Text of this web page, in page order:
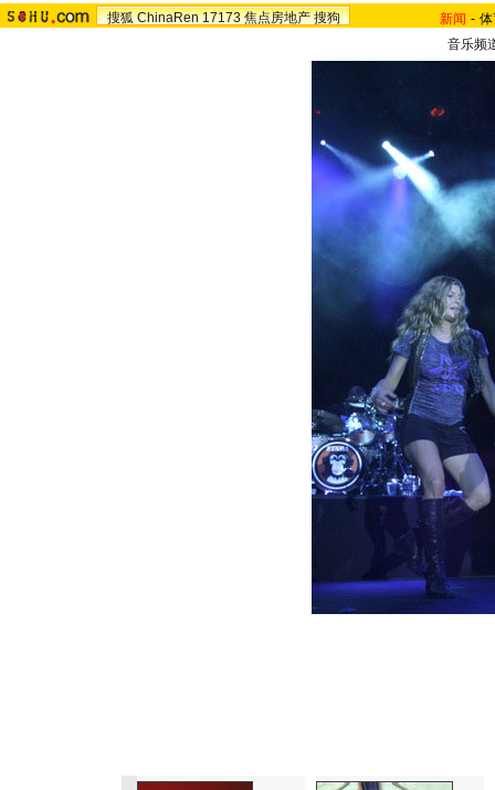
搜狐 ChinaRen 17173 焦点房地产 搜狗 新闻 -
音乐频